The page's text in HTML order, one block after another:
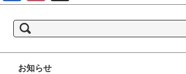
索:
お知らせ